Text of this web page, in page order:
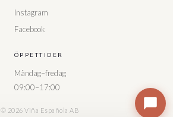
Instagram
Facebook
ÖPPETTIDER
Måndag–fredag
09:00–17:00
© 2026 Viña Española AB